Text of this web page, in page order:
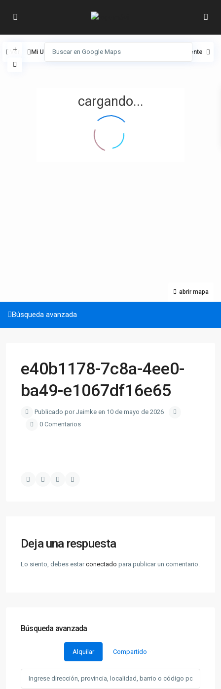
cargando...
abrir mapa
Ver Mi Ubicación Pantalla completa Siguiente
Búsqueda avanzada
e40b1178-7c8a-4ee0-
ba49-e1067df16e65
Publicado por Jaimke en 10 de mayo de 2026
0 Comentarios
Deja una respuesta
Lo siento, debes estarconectado para publicar un comentario.
Búsqueda avanzada
Alquilar Compartido